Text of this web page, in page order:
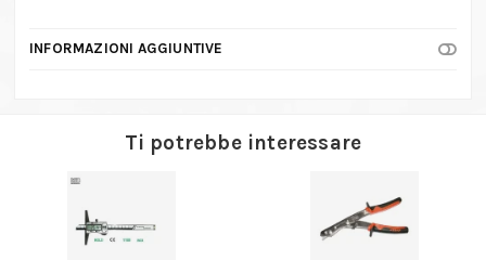
INFORMAZIONI AGGIUNTIVE
Ti potrebbe interessare